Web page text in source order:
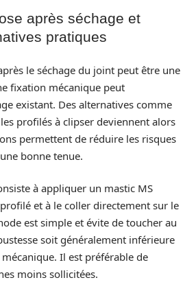
après séchage et
pratiques
le séchage du joint peut être une
fixation mécanique peut
existant. Des alternatives comme
profilés à clipser deviennent alors
permettent de réduire les risques
bonne tenue.
à appliquer un mastic MS
et à le coller directement sur le
est simple et évite de toucher au
soit généralement inférieure
Il est préférable de
moins sollicitées.